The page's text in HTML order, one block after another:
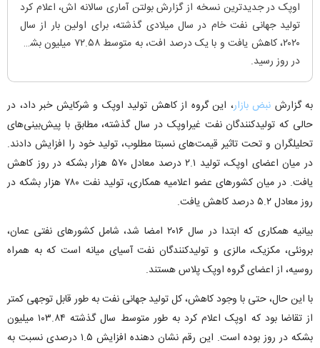
اوپک در جدیدترین نسخه از گزارش بولتن آماری سالانه اش، اعلام کرد
تولید جهانی نفت خام در سال میلادی گذشته، برای اولین بار از سال
۲۰۲۰، کاهش یافت و با یک درصد افت، به متوسط ۷۲.۵۸ میلیون بشکه
در روز رسید.
به گزارش نبض بازار، این گروه از کاهش تولید اوپک و شرکایش خبر داد، در
حالی که تولیدکنندگان نفت غیراوپک در سال گذشته، مطابق با پیش‌بینی‌های
تحلیلگران و تحت تاثیر قیمت‌های نسبتا مطلوب، تولید خود را افزایش دادند.
در میان اعضای اوپک، تولید ۲.۱ درصد معادل ۵۷۰ هزار بشکه در روز کاهش
یافت. در میان کشورهای عضو اعلامیه همکاری، تولید نفت ۷۸۰ هزار بشکه در
روز معادل ۵.۲ درصد کاهش یافت.
بیانیه همکاری که ابتدا در سال ۲۰۱۶ امضا شد، شامل کشورهای نفتی عمان،
برونئی، مکزیک، مالزی و تولیدکنندگان نفت آسیای میانه است که به همراه
روسیه، از اعضای گروه اوپک پلاس هستند.
با این حال، حتی با وجود کاهش، کل تولید جهانی نفت به طور قابل توجهی کمتر
از تقاضا بود که اوپک اعلام کرد به طور متوسط ​​​​سال گذشته ۱۰۳.۸۴ میلیون
بشکه در روز بوده است. این رقم نشان دهنده افزایش ۱.۵ درصدی نسبت به